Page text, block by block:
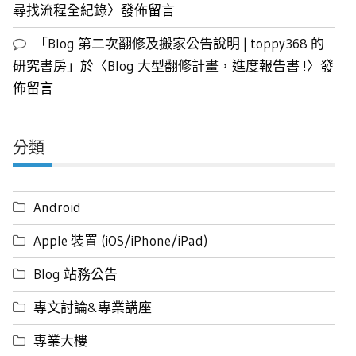
尋找流程全紀錄〉發佈留言
「Blog 第二次翻修及搬家公告說明 | toppy368 的
研究書房」於〈Blog 大型翻修計畫，進度報告書 !〉發
佈留言
分類
Android
Apple 裝置 (iOS/iPhone/iPad)
Blog 站務公告
專文討論&專業講座
專業大樓